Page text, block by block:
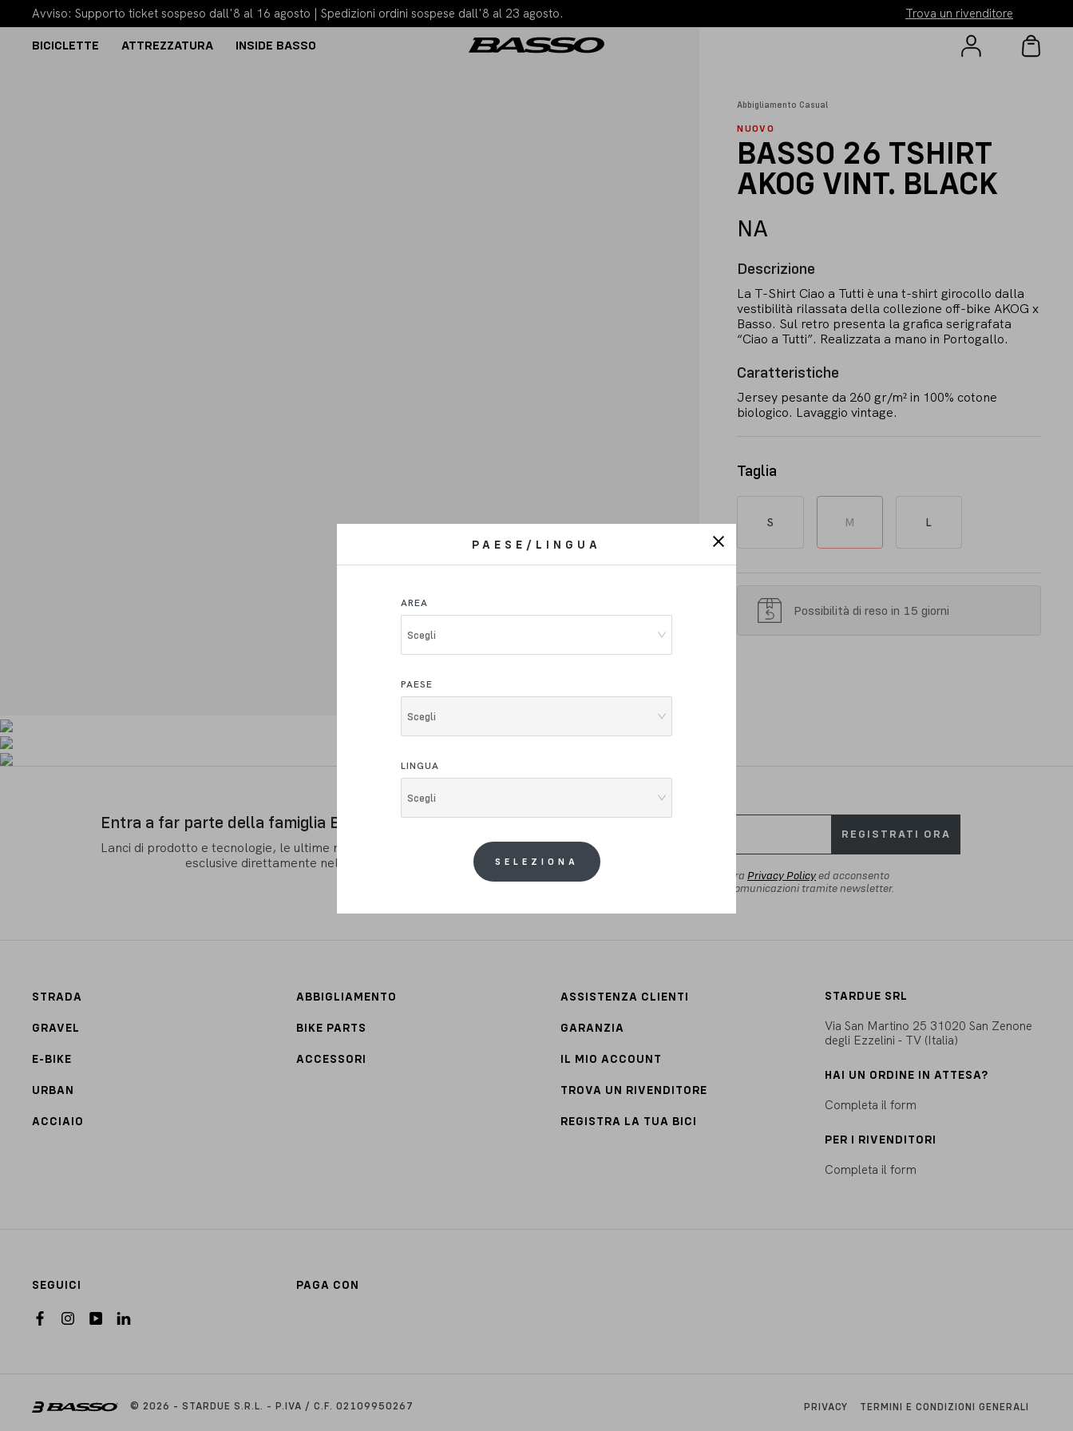
PAESE/LINGUA
AREA
Scegli
PAESE
Scegli
LINGUA
Scegli
SELEZIONA
Avviso: Supporto ticket sospeso dall'8 al 16 agosto | Spedizioni ordini sospese dall'8 al 23 agosto.
Trova un rivenditore
BICICLETTE
ATTREZZATURA INSIDE BASSO
Abbigliamento Casual
NUOVO
BASSO 26 TSHIRT
AKOG VINT. BLACK
NA
Descrizione
La T-Shirt Ciao a Tutti è una t-shirt girocollo dalla
vestibilità rilassata della collezione off-bike AKOG x
Basso. Sul retro presenta la grafica serigrafata
“Ciao a Tutti”. Realizzata a mano in Portogallo.
Caratteristiche
Jersey pesante da 260 gr/m² in 100% cotone
biologico. Lavaggio vintage.
Taglia
S M L
Possibilità di reso in 15 giorni
Entra a far parte della famiglia Basso Bikes
Lanci di prodotto e tecnologie, le ultime news e offerte
esclusive direttamente nella tua E-mail.
REGISTRATI ORA
Ho letto il testo dell'informativa presente nella vostra Privacy Policyed acconsento
al trattamento dei miei dati personali per l'invio di comunicazioni tramite newsletter.
STRADA
GRAVEL
E-BIKE
URBAN
ACCIAIO
ABBIGLIAMENTO
BIKE PARTS
ACCESSORI
ASSISTENZA CLIENTI
GARANZIA
IL MIO ACCOUNT
TROVA UN RIVENDITORE
REGISTRA LA TUA BICI
STARDUE SRL
Via San Martino 25 31020 San Zenone
degli Ezzelini - TV (Italia)
HAI UN ORDINE IN ATTESA?
Completa il form
PER I RIVENDITORI
Completa il form
SEGUICI PAGA CON
© 2026 - STARDUE S.R.L. - P.IVA / C.F. 02109950267 PRIVACY TERMINI E CONDIZIONI GENERALI